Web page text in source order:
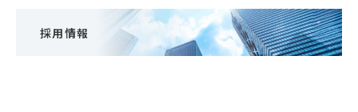
採用情報